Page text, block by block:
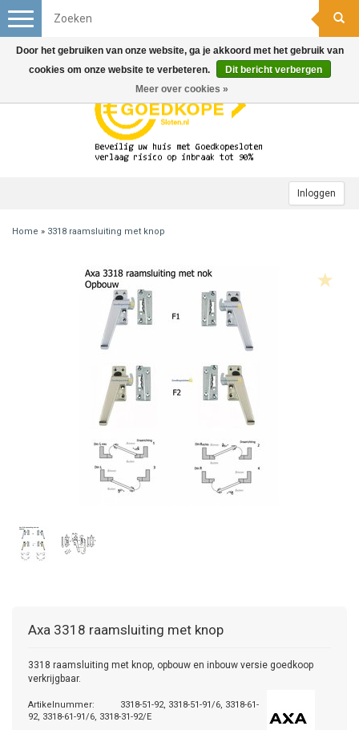
Inloggen
Toggle
navigation
Home » 3318 raamsluiting met knop
Axa 3318 raamsluiting met knop
3318 raamsluiting met knop, opbouw en inbouw versie goedkoop
verkrijgbaar.
Artikelnummer:
3318-51-92, 3318-51-91/6, 3318-61-
92, 3318-61-91/6, 3318-31-92/E
Door het gebruiken van onze website, ga je akkoord met het gebruik van
cookies om onze website te verbeteren.
Dit bericht verbergen
Meer over cookies »